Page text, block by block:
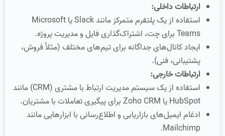
ارتباطات داخلی:
استفاده از یک پلتفرم متمرکز مانند Slack یا Microsoft
Teams برای چت، اشتراک‌گذاری فایل و مدیریت پروژه.
ایجاد کانال‌های جداگانه برای تیم‌های مختلف (مثلاً فروش،
پشتیبانی، فنی).
ارتباطات خارجی:
استفاده از یک سیستم مدیریت ارتباط با مشتری (CRM) مانند
HubSpot یا Zoho CRM برای پیگیری تعاملات با مشتریان.
ادغام ایمیل‌های بازاریابی و اطلاع‌رسانی با ابزارهایی مانند
Mailchimp.